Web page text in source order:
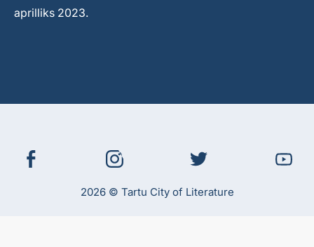
aprilliks 2023.
2026 © Tartu City of Literature